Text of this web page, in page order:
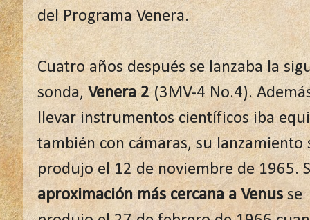
del Programa Venera.
Cuatro años después se lanzaba la
sonda, Venera 2(3MV-4 No.4).
llevar instrumentos científicos iba
también con cámaras, su lanzamiento
produjo el 12 de noviembre de 1965.
aproximación más cercana a Venusse